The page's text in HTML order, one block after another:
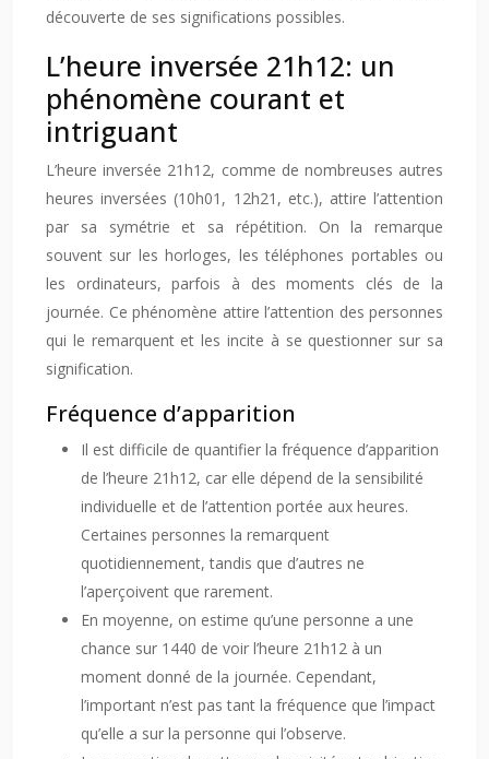
découverte de ses significations possibles.
L’heure inversée 21h12: un
phénomène courant et
intriguant
L’heure inversée 21h12, comme de nombreuses autres
heures inversées (10h01, 12h21, etc.), attire l’attention
par sa symétrie et sa répétition. On la remarque
souvent sur les horloges, les téléphones portables ou
les ordinateurs, parfois à des moments clés de la
journée. Ce phénomène attire l’attention des personnes
qui le remarquent et les incite à se questionner sur sa
signification.
Fréquence d’apparition
Il est difficile de quantifier la fréquence d’apparition
de l’heure 21h12, car elle dépend de la sensibilité
individuelle et de l’attention portée aux heures.
Certaines personnes la remarquent
quotidiennement, tandis que d’autres ne
l’aperçoivent que rarement.
En moyenne, on estime qu’une personne a une
chance sur 1440 de voir l’heure 21h12 à un
moment donné de la journée. Cependant,
l’important n’est pas tant la fréquence que l’impact
qu’elle a sur la personne qui l’observe.